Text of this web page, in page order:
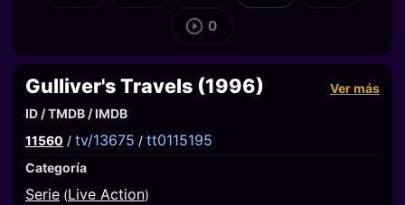
0
Gulliver's Travels (1996)
Ver más
ID / TMDB / IMDB
11560 / tv/13675 / tt0115195
Categoría
Serie (Live Action)